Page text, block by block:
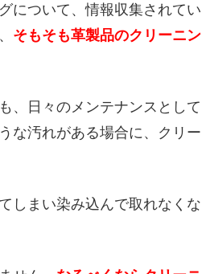
について、情報収集されてい
そもそも革製品のクリーニン
、日々のメンテナンスとして
な汚れがある場合に、クリー
しまい染み込んで取れなくな